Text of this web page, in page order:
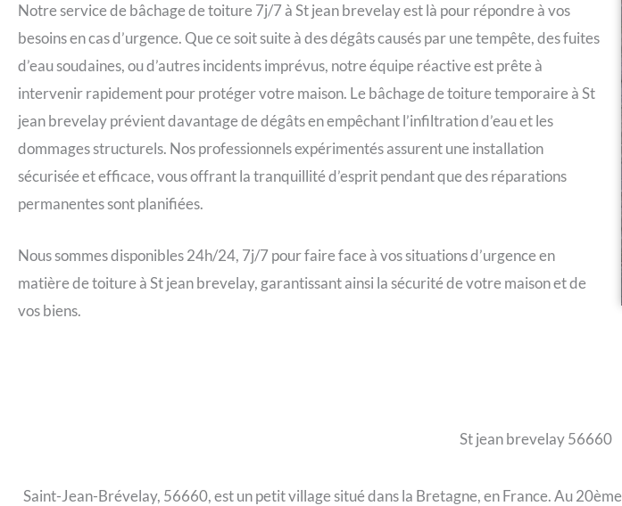
Notre service de bâchage de toiture 7j/7 à St jean brevelay est là pour répondre à vos
besoins en cas d’urgence. Que ce soit suite à des dégâts causés par une tempête, des fuites
d’eau soudaines, ou d’autres incidents imprévus, notre équipe réactive est prête à
intervenir rapidement pour protéger votre maison. Le bâchage de toiture temporaire à St
jean brevelay prévient davantage de dégâts en empêchant l’infiltration d’eau et les
dommages structurels. Nos professionnels expérimentés assurent une installation
sécurisée et efficace, vous offrant la tranquillité d’esprit pendant que des réparations
permanentes sont planifiées.
Nous sommes disponibles 24h/24, 7j/7 pour faire face à vos situations d’urgence en
matière de toiture à St jean brevelay, garantissant ainsi la sécurité de votre maison et de
vos biens.
St jean brevelay 56660
Saint-Jean-Brévelay, 56660, est un petit village situé dans la Bretagne, en France. Au